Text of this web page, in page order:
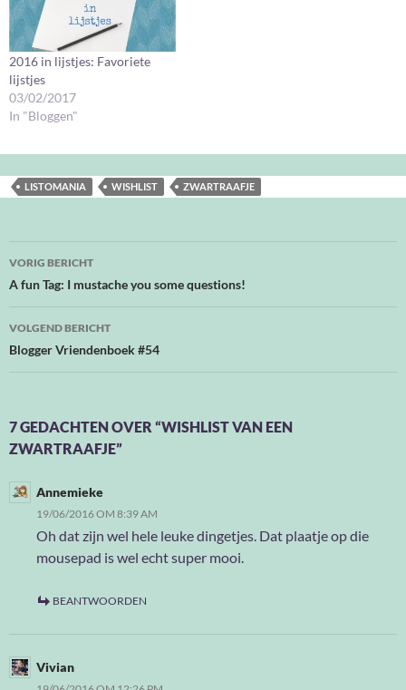
2016 in lijstjes: Favoriete
lijstjes
03/02/2017
In "Bloggen"
LISTOMANIA WISHLIST ZWARTRAAFJE
Bericht
navigatie
VORIG BERICHT
A fun Tag: I mustache you some questions!
VOLGEND BERICHT
Blogger Vriendenboek #54
7 GEDACHTEN OVER “WISHLIST VAN EEN
ZWARTRAAFJE”
Annemieke
19/06/2016 OM 8:39 AM
Oh dat zijn wel hele leuke dingetjes. Dat plaatje op die
mousepad is wel echt super mooi.
BEANTWOORDEN
Vivian